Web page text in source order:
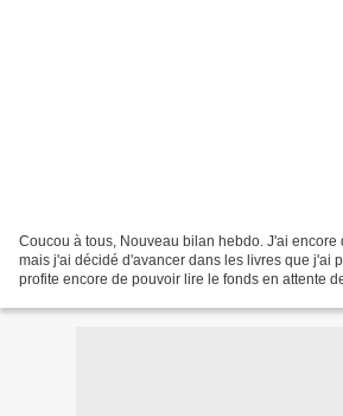
Coucou à tous, Nouveau bilan hebdo. J'ai encore
mais j'ai décidé d'avancer dans les livres que j'ai
profite encore de pouvoir lire le fonds en attente